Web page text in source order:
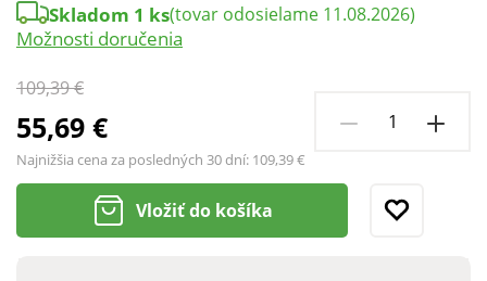
109,39 €
55,69 €
Najnižšia cena za posledných 30 dní: 109,39 €
Skladom 1 ks(tovar odosielame 11.08.2026)
Možnosti doručenia
Vložiť do košíka